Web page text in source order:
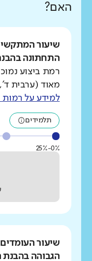
האם?
שיעור
התחתונה
רמת ביצוע
מאוד (ערבית
למידע על רמות
תלמידים
0%-25%
שיעור
הגבוהה בהבנת